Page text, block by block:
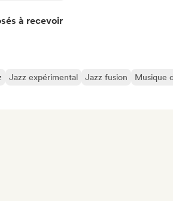
à recevoir
Jazz expérimental Jazz fusion
Musique